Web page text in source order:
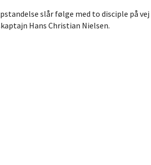
slår følge med to disciple på
Hans Christian Nielsen.